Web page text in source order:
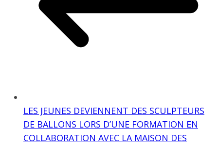
LES JEUNES DEVIENNENT DES SCULPTEURS
DE BALLONS LORS D’UNE FORMATION EN
COLLABORATION AVEC LA MAISON DES